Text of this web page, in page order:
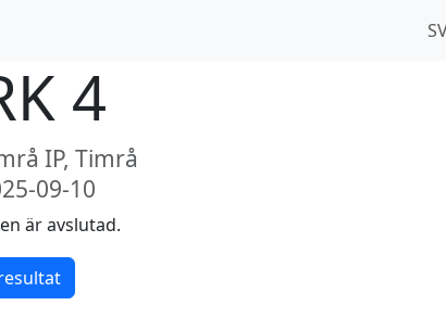
4
IP, Timrå
09-10
är avslutad.